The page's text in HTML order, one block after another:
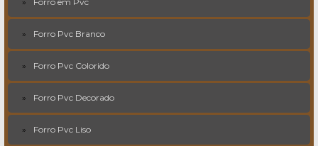
Forro Pvc Branco
Forro Pvc Colorido
Forro Pvc Decorado
Forro Pvc Liso